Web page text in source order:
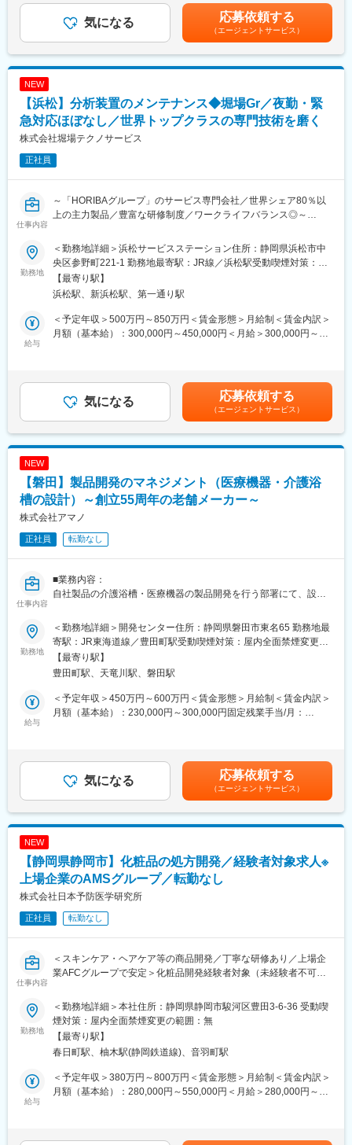
の進出やFAレンズの製造販売など、その事業フィールドは多岐に
わたります。また、総合商社としての機能も持ち合わせており、
身近にある衣服、雑貨品から機械や化学品まで幅広く取り扱って
ず、強固な経営地盤を確立し、安定的な業績を残しています。海
外への展開も積極的に行なっており、今後もよりグローバル企業
としてのフィールドを広げていく方針です。
変更の範囲：会社の定める業務
・DX企画立案
・業務改善/現行業務の可視化/課題抽出/業務フロー改善の企画立
案実行
・その他部門内業務への関与有
※特定業務に固定されずDX推進を軸に横断的に業務を担当しま
す。
ました。「病気で苦しむ患者様の役に立つ医療機器」をお客様と
共に考え、具現化し病院へ供給することで社会に貢献します。
平均有給取得日数13.2日と、仕事もプライベートも充実させられ
るワークライフバランスが整っております（2017年2月浜松工場
が「ワークライフバランス等推進事業所」に認定されました）。
・メディカル事業部の他にエレクトロニクス事業部・食品事業部
の展開があり、3つの軸から安定経営を目指します。
も目安の金額であり、選考を通じて上下する可能性があります。
月給(月額)は固定手当を含めた表記です。
気になる 応募依頼する
（エージェントサービス）
NEW
【浜松】分析装置のメンテナンス◆堀場Gr／夜勤・緊
急対応ほぼなし／世界トップクラスの専門技術を磨く
株式会社堀場テクノサービス
正社員
仕事内容
～「HORIBAグループ」のサービス専門会社／世界シェア80％以
上の主力製品／豊富な研修制度／ワークライフバランス◎～
・HORIBA製品の据え付けからメンテナンス、故障・修理対応な
どフィールドエンジニアとして担当いただきます。
・総合的なサービス業務から、装置トラブル発生の未然予防、機
械の性能維持支援、リプレイスや新製品のご案内などサービスの
提案などを通して最先端技術に携わり、お客様のニーズに応えて
いただきます。
【業務詳細】
ます。
・故障修理対応
・設備の据え付けや設置後の動作確認を行い、顧客先での試運転
・担当地域：基本的に浜松エリアでの日帰り出張となりますが、
状況に応じて宿泊を伴う出張もございます。
※基本的に夜間対応は発生いたしません
＜対応製品一覧＞
■エネルギー・環境分野
連装置 / エネルギー計測装置 / 環境分析装置
【部署の雰囲気】
お客様の声を最前線で聞き取り、顧客ニーズを開発や納入に活か
す文化が根付いています。現場の情報を基に製品改善が行われる
ことが多々あるボトムアップ型の組織で、文字通りの風通しの良
い環境が整っています。また品質改善活動など、品質や技術力を
複数の製品に関わることができ、対応可能製品と専門性の双方で
スキルアップを実現できます。充実したOJT、定期的集合研修に
ームリーダーへ昇進していただき、チームマネジメントや予算管
野を極め、製品やその分野の技術サポート）への昇進も可能でご
経験、ご志向を考慮したキャリアを実現できます。
勤務地
＜勤務地詳細＞浜松サービスステーション住所：静岡県浜松市中
央区参野町221-1 勤務地最寄駅：JR線／浜松駅受動喫煙対策：屋
内全面禁煙変更の範囲：会社の定める事業所（リモートワーク含
む）
【最寄り駅】
浜松駅、新浜松駅、第一通り駅
給与
＜予定年収＞500万円～850万円＜賃金形態＞月給制＜賃金内訳＞
月額（基本給）：300,000円～450,000円＜月給＞300,000円～
通じて上下する可能性があります。月給(月額)は固定手当を含めた
表記です。気になる 応募依頼する
（エージェントサービス）
NEW
【磐田】製品開発のマネジメント（医療機器・介護浴
槽の設計）～創立55周年の老舗メーカー～
株式会社アマノ
正社員 転勤なし
仕事内容
■業務内容：
自社製品の介護浴槽・医療機器の製品開発を行う部署にて、設計
を想定しています。
■組織構成：
開発センターの介護浴槽設計部門には10名、医療機器設計部門に
は8名在籍しております。メンバー構成は20～40代となってお
り、馴染みやすい雰囲気です。
■製品について：
「やさしさの発想」「幸せのカタチ」をコンセプトに入浴する
方、介護する方、それぞれに「やさしい」ご提案で常にもっと
浴」、専用シャワーチェアで浴槽内まで進入し、腰掛けた姿勢で
入浴するタイプの入浴装置「座位入浴」、リフトの座部に腰掛
け、リフトを昇降して入浴するタイプの入浴装置「リフト入浴」
目線で製品開発に取り組んでいます。今まで2つの手間がかかって
いた介助が１つの手間で出来るようになれば、介助する方も受け
る方も余裕が生まれてきます。こうした製品を提案させて頂く事
の積み重ねが介護現場への一助となれば嬉しい事であり、やり甲
斐に繋がります。
売・アフターサービスまでを一貫して行う介護浴槽・医療機器メ
ーカーです。今日までに蓄積した豊富なノウハウを基に、総合的
力、思いやりを大切にした営業力、それぞれの部門がそれぞれの
ノウハウや経験を武器に、連携した一貫体制は生産コストが下が
るだけでなく時間をも短縮させることができ、社員が一丸となっ
て、モノづくりに集中できます。
変更の範囲：会社の定める業務
勤務地
＜勤務地詳細＞開発センター住所：静岡県磐田市東名65 勤務地最
寄駅：JR東海道線／豊田町駅受動喫煙対策：屋内全面禁煙変更の
範囲：会社の定める事業所
【最寄り駅】
豊田町駅、天竜川駅、磐田駅
給与
＜予定年収＞450万円～600万円＜賃金形態＞月給制＜賃金内訳＞
月額（基本給）：230,000円～300,000円固定残業手当/月：
給：年1回（7月）■賞与：年2回（6月・12月）■固定残業代は30
時間該当分（超過分は別途支給）賃金はあくまでも目安の金額で
あり、選考を通じて上下する可能性があります。月給(月額)は固定
手当を含めた表記です。
気になる 応募依頼する
（エージェントサービス）
NEW
【静岡県静岡市】化粧品の処方開発／経験者対象求人※
上場企業のAMSグループ／転勤なし
株式会社日本予防医学研究所
正社員 転勤なし
仕事内容
＜スキンケア・ヘアケア等の商品開発／丁寧な研修あり／上場企
業AFCグループで安定＞化粧品開発経験者対象（未経験者不可で
■業務概要：
経験者対象求人となります。未経験者応募不可です。
健康食品・化粧品の開発製造を行うAMSグループである当社に
て、スキンケア・ヘアケア等化粧品の開発業務をお任せ致しま
す。
当社は多くのお取引先様よりOEM製品開発を受託しており、幅広
い製品開発に関わることができます。
勤務地
＜勤務地詳細＞本社住所：静岡県静岡市駿河区豊田3-6-36 受動喫
煙対策：屋内全面禁煙変更の範囲：無
【最寄り駅】
春日町駅、柚木駅(静岡鉄道線)、音羽町駅
給与
＜予定年収＞380万円～800万円＜賃金形態＞月給制＜賃金内訳＞
月額（基本給）：280,000円～550,000円＜月給＞280,000円～